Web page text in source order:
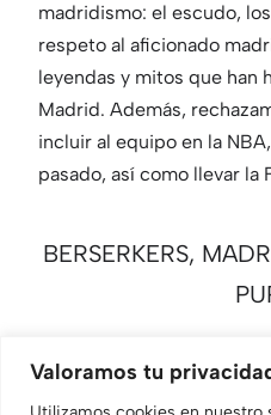
Valoramos tu
madridismo: el escudo,
respeto al aficionado
leyendas y mitos que han
Madrid. Además,
incluir al equipo en la
pasado, así como llevar la
BERSERKERS,